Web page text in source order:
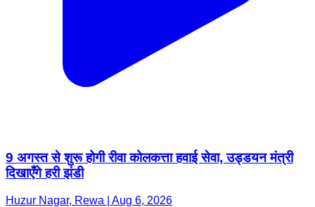
9 अगस्त से शुरू होगी रीवा कोलकत्ता हवाई सेवा, उड्डयन मंत्री
दिखाएँगे हरी झंडी
Huzur Nagar, Rewa | Aug 6, 2026